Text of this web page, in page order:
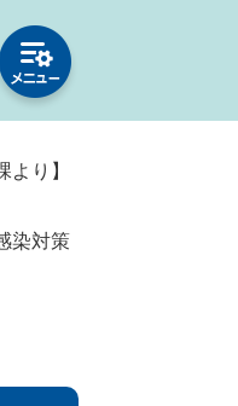
より】
染対策